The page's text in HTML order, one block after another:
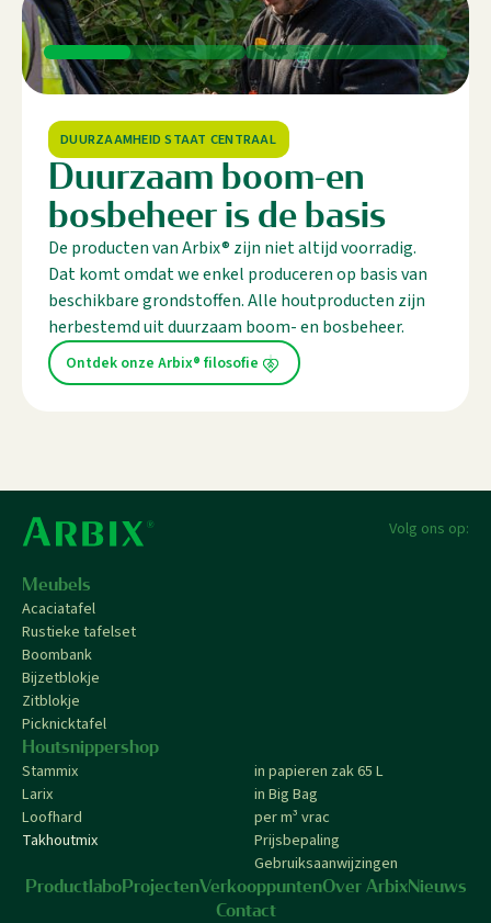
DUURZAAMHEID STAAT CENTRAAL
Duurzaam boom-en
bosbeheer is de basis
De producten van Arbix® zijn niet altijd voorradig.
Dat komt omdat we enkel produceren op basis van
beschikbare grondstoffen. Alle houtproducten zijn
herbestemd uit duurzaam boom- en bosbeheer.
Ontdek onze Arbix® filosofie
Volg ons op:
Meubels
Acaciatafel
Rustieke tafelset
Boombank
Bijzetblokje
Zitblokje
Picknicktafel
Houtsnippershop
Stammix
Larix
Loofhard
Takhoutmix
in papieren zak 65 L
in Big Bag
per m³ vrac
Prijsbepaling
Gebruiksaanwijzingen
ProductlaboProjectenVerkooppuntenOver ArbixNieuws
Contact